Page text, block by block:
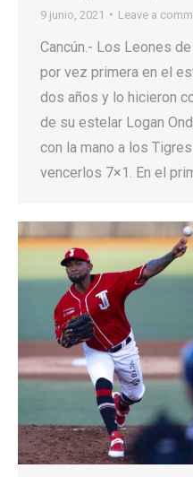
9 junio, 2021
Leave a
Cancún.- Los Leones
por vez primera en el
dos años y lo hicieron
de su estelar Logan
con la mano a los
vencerlos 7×1. En el